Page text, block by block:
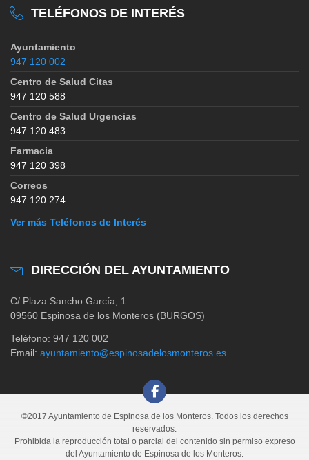
TELÉFONOS DE INTERÉS
Ayuntamiento
947 120 002
Centro de Salud Citas
947 120 588
Centro de Salud Urgencias
947 120 483
Farmacia
947 120 398
Correos
947 120 274
Ver más Teléfonos de Interés
DIRECCIÓN DEL AYUNTAMIENTO
C/ Plaza Sancho García, 1
09560 Espinosa de los Monteros (BURGOS)
Teléfono: 947 120 002
Email: ayuntamiento@espinosadelosmonteros.es
©2017 Ayuntamiento de Espinosa de los Monteros. Todos los derechos
reservados.
Prohibida la reproducción total o parcial del contenido sin permiso expreso
del Ayuntamiento de Espinosa de los Monteros.